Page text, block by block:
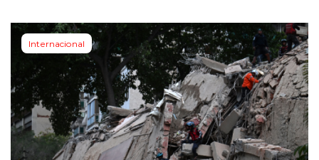
Internacional